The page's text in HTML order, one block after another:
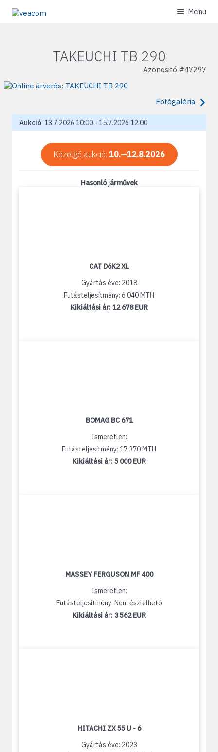
Menü
TAKEUCHI TB 290
Azonositó #47297
Fotógaléria
Aukció 13.7.2026 10:00 - 15.7.2026 12:00
Közelgő aukció: 10.—12.8.2026
Hasonló járművek
CAT D6K2 XL
Gyártás éve: 2018
Futásteljesítmény: 6 040 MTH
Kikiáltási ár:12 678 EUR
BOMAG BC 671
Ismeretlen:
Futásteljesítmény: 17 370 MTH
Kikiáltási ár:5 000 EUR
MASSEY FERGUSON MF 400
Ismeretlen:
Futásteljesítmény: Nem észlelhető
Kikiáltási ár: 3 562 EUR
HITACHI ZX 55 U - 6
Gyártás éve: 2023